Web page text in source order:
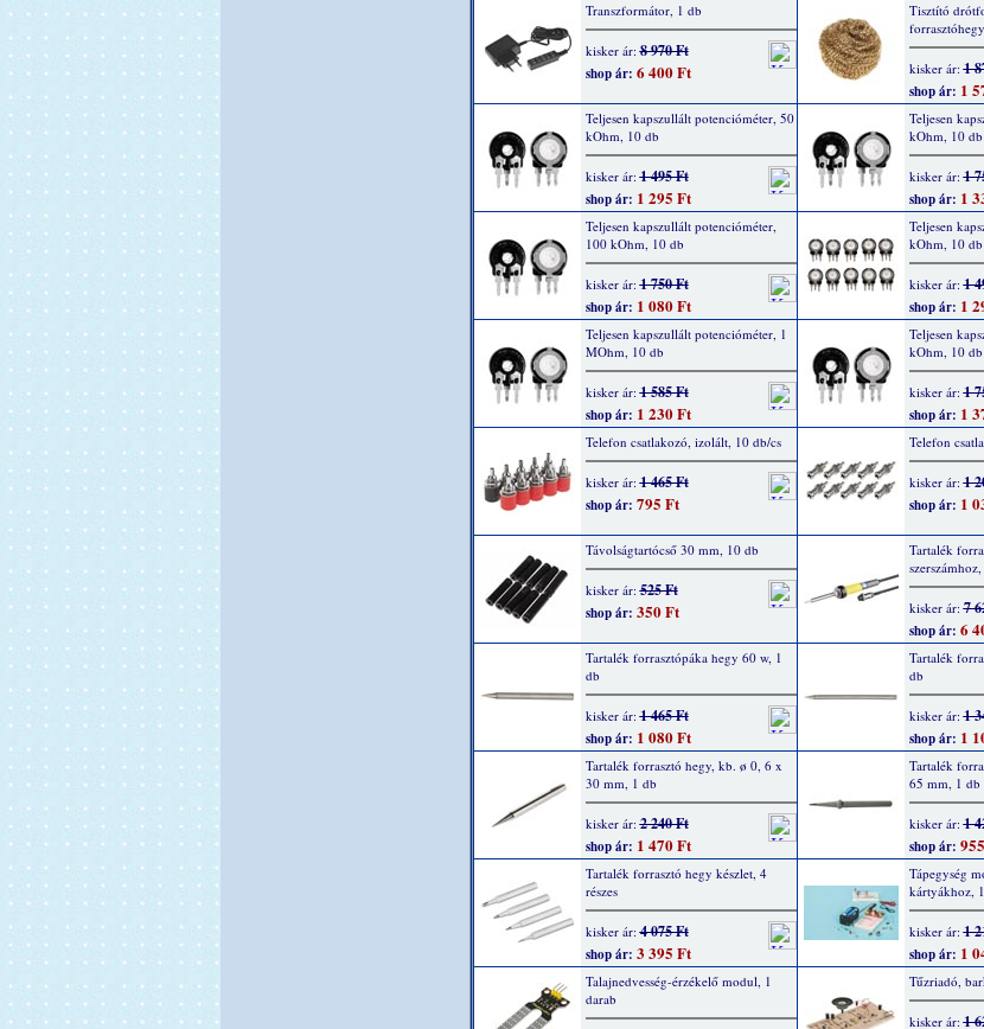
Transzformátor, 1 db
kisker ár:8 970 Ft
shop ár: 6 400 Ft
Tisztító
kisker ár:1
shop ár: 1
Teljesen kapszullált potencióméter, 50
kOhm, 10 db
kisker ár:1 495 Ft
shop ár: 1 295 Ft
Teljesen
kOhm, 10 db
kisker ár:1
shop ár: 1
Teljesen kapszullált potencióméter,
100 kOhm, 10 db
kisker ár:1 750 Ft
shop ár: 1 080 Ft
Teljesen
kOhm, 10 db
kisker ár:1
shop ár: 1
Teljesen kapszullált potencióméter, 1
MOhm, 10 db
kisker ár:1 585 Ft
shop ár: 1 230 Ft
Teljesen
kOhm, 10 db
kisker ár:1
shop ár: 1
Telefon csatlakozó, izolált, 10 db/cs
kisker ár:1 465 Ft
shop ár: 795 Ft
Telefon
kisker ár:1
shop ár: 1
Távolságtartócső 30 mm, 10 db
kisker ár:525 Ft
shop ár: 350 Ft
Tartalék
kisker ár:7
shop ár: 6
Tartalék forrasztópáka hegy 60 w, 1
db
kisker ár:1 465 Ft
shop ár: 1 080 Ft
Tartalék
db
kisker ár:1
shop ár: 1
Tartalék forrasztó hegy, kb. ø 0, 6 x
30 mm, 1 db
kisker ár:2 240 Ft
shop ár: 1 470 Ft
Tartalék
65 mm, 1 db
kisker ár:1
shop ár:
Tartalék forrasztó hegy készlet, 4
részes
kisker ár:4 075 Ft
shop ár: 3 395 Ft
Tápegység
kártyákhoz,
kisker ár:1
shop ár: 1
Talajnedvesség-érzékelő modul, 1
darab
Tűzriadó,
kisker ár:1